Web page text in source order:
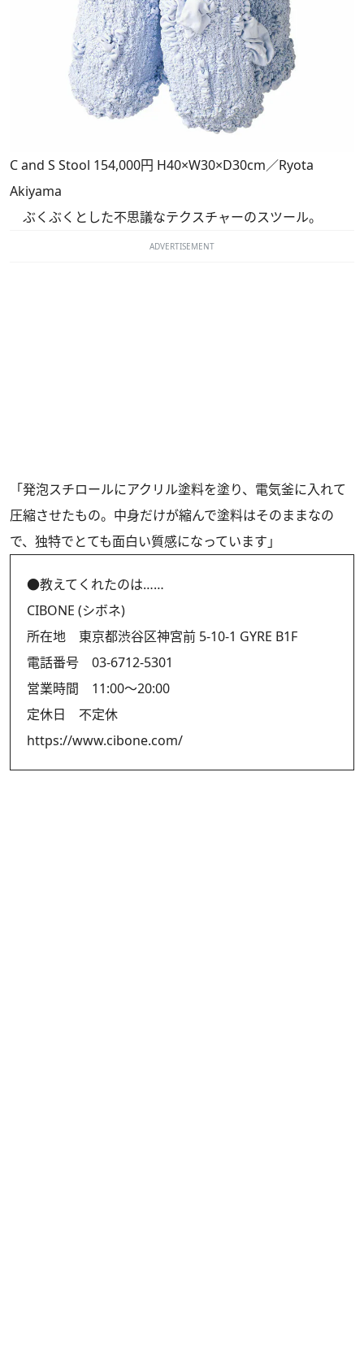
C and S Stool 154,000円 H40×W30×D30cm／Ryota
Akiyama
ぶくぶくとした不思議なテクスチャーのスツール。
ADVERTISEMENT
「発泡スチロールにアクリル塗料を塗り、電気釜に入れて
圧縮させたもの。中身だけが縮んで塗料はそのままなの
で、独特でとても面白い質感になっています」
●教えてくれたのは……
CIBONE (シボネ)
所在地 東京都渋谷区神宮前 5-10-1 GYRE B1F
電話番号 03-6712-5301
営業時間 11:00～20:00
定休日 不定休
https://www.cibone.com/